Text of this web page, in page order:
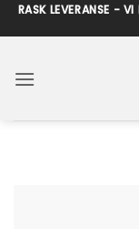
Skip
to
RASK LEVERANSE -